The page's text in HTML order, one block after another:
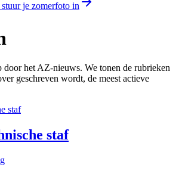
stuur je zomerfoto in
door het AZ-nieuws. We tonen de rubrieken
geschreven wordt, de meest actieve
staf